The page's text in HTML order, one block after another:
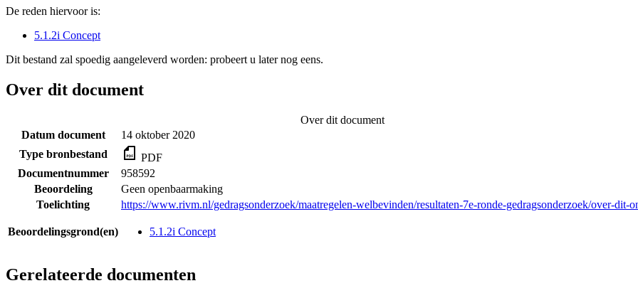
De reden hiervoor is:
5.1.2i Concept
Dit bestand zal spoedig aangeleverd worden: probeert u later nog eens.
Over dit document
Over dit document
Datum document
14 oktober 2020
Type bronbestand
PDF
Documentnummer
958592
Beoordeling
Geen openbaarmaking
Toelichting
https://www.rivm.nl/gedragsonderzoek/maatregelen-welbevinden/resultaten-7e-ronde-gedragsonderzoek/over-dit-
Beoordelingsgrond(en) 5.1.2i Concept
Gerelateerde documenten